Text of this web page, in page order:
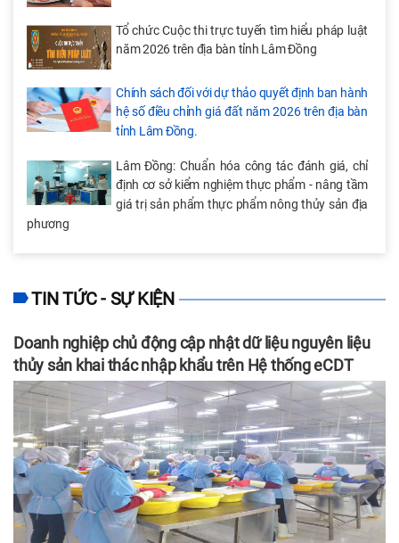
Tổ chức Cuộc thi trực tuyến tìm hiểu pháp luật
năm 2026 trên địa bàn tỉnh Lâm Đồng
Chính sách đối với dự thảo quyết định ban hành
hệ số điều chỉnh giá đất năm 2026 trên địa bàn
tỉnh Lâm Đồng.
Lâm Đồng: Chuẩn hóa công tác đánh giá, chỉ
định cơ sở kiểm nghiệm thực phẩm - nâng tầm
giá trị sản phẩm thực phẩm nông thủy sản địa
phương
TIN TỨC - SỰ KIỆN
Doanh nghiệp chủ động cập nhật dữ liệu nguyên liệu
thủy sản khai thác nhập khẩu trên Hệ thống eCDT